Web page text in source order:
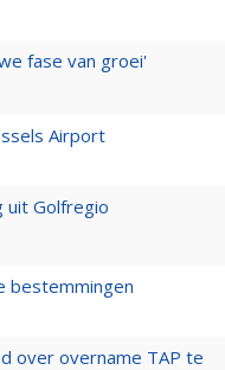
fase van groei'
Airport
uit Golfregio
bestemmingen
over overname TAP te